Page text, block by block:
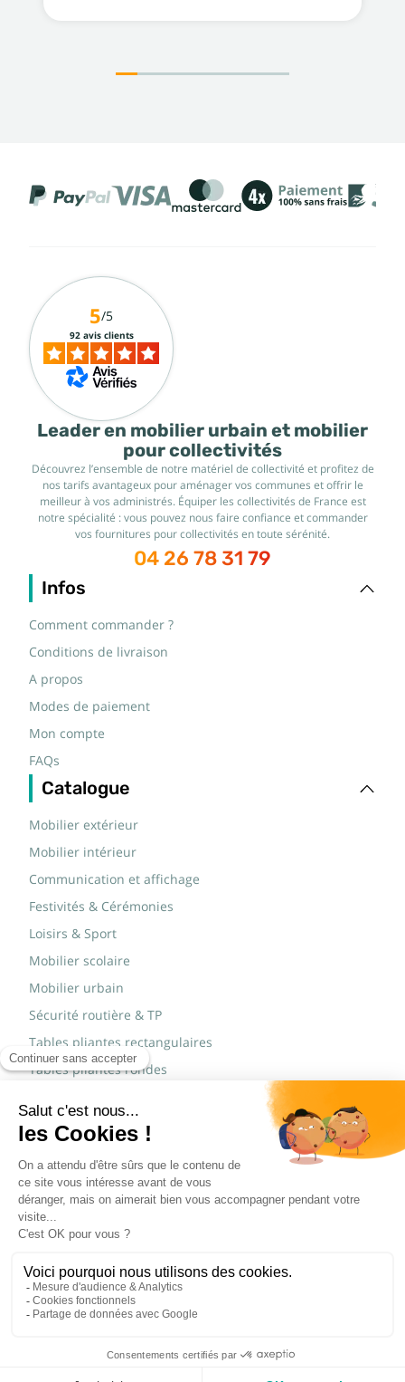
Leader en mobilier urbain et mobilier
pour collectivités
Découvrez l’ensemble de notre matériel de collectivité et profitez de
nos tarifs avantageux pour aménager vos communes et offrir le
meilleur à vos administrés. Équiper les collectivités de France est
notre spécialité : vous pouvez nous faire confiance et commander
vos fournitures pour collectivités en toute sérénité.
04 26 78 31 79
Infos
Comment commander ?
Conditions de livraison
A propos
Modes de paiement
Mon compte
FAQs
Catalogue
Mobilier extérieur
Mobilier intérieur
Communication et affichage
Festivités & Cérémonies
Loisirs & Sport
Mobilier scolaire
Mobilier urbain
Sécurité routière & TP
Tables pliantes rectangulaires
Tables pliantes rondes
Marques
JAD Groupe
Procity®
5/5
92 avis clients
© Copyright 2015 - 2026,